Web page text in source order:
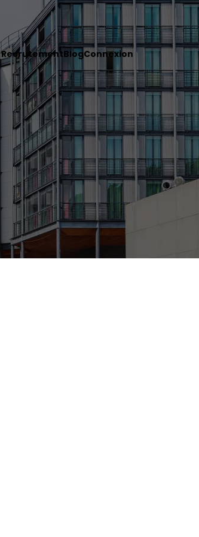
RecrutementBlogConnexion